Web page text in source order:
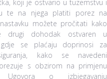
koji je ostvario u tuzemstvu i
te na njega platiti porez na
možete pročitati kako
drugi dohodak ostvaren u
gdje se plaćaju doprinosi za
kako se navedeni
s obzirom na primjenu
Ugovora o izbjegavanju